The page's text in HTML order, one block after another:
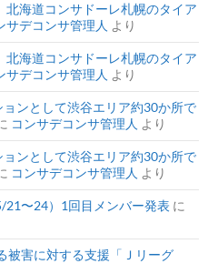
北海道コンサドーレ札幌のタイア
サデコンサ管理人 より
北海道コンサドーレ札幌のタイア
サデコンサ管理人 より
ンとして渋谷エリア約30か所で
コンサデコンサ管理人 より
ンとして渋谷エリア約30か所で
コンサデコンサ管理人 より
〜24）1回目メンバー発表 に
被害に対する支援「Ｊリーグ